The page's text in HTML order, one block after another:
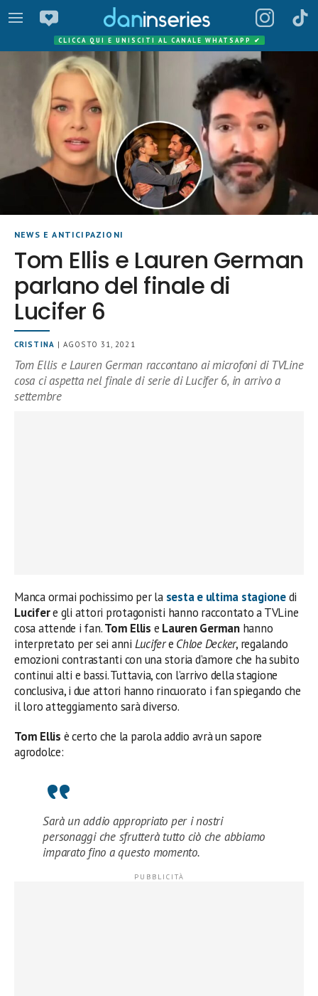
CLICCA QUI E UNISCITI AL CANALE WHATSAPP ✔
NEWS E ANTICIPAZIONI
Tom Ellis e Lauren German
parlano del finale di
Lucifer 6
CRISTINA | AGOSTO 31, 2021
Tom Ellis e Lauren German raccontano ai microfoni di TVLine
cosa ci aspetta nel finale di serie di Lucifer 6, in arrivo a
settembre
Manca ormai pochissimo per la sesta e ultima stagionedi
Lucifere gli attori protagonisti hanno raccontato a TVLine
cosa attende i fan.Tom Ellis e Lauren Germanhanno
interpretato per sei anni Lucifere Chloe Decker, regalando
emozioni contrastanti con una storia d’amore che ha subito
continui alti e bassi. Tuttavia, con l’arrivo della stagione
conclusiva, i due attori hanno rincuorato i fan spiegando che
il loro atteggiamento sarà diverso.
Tom Ellis è certo che la parola addio avrà un sapore
agrodolce:
Sarà un addio appropriato per i nostri
personaggi che sfrutterà tutto ciò che abbiamo
imparato fino a questo momento.